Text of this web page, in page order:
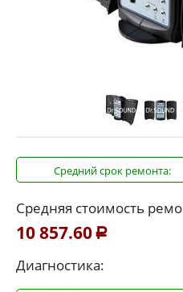
Средний срок ремонта:
Средняя стоимость
10 857.60 Р
Диагностика: